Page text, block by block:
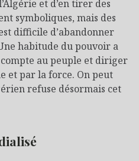
et d’en tirer des
symboliques, mais des
difficile d’abandonner
habitude du pouvoir a
au peuple et diriger
et par la force. On peut
refuse désormais cet